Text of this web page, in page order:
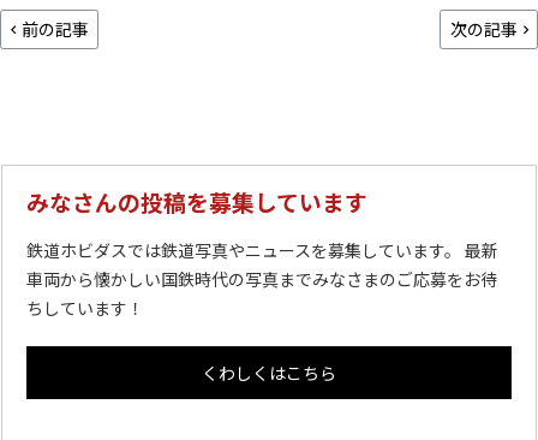
前の記事 次の記事
みなさんの投稿を募集しています
鉄道ホビダスでは鉄道写真やニュースを募集しています。 最新
車両から懐かしい国鉄時代の写真までみなさまのご応募をお待
ちしています！
くわしくはこちら